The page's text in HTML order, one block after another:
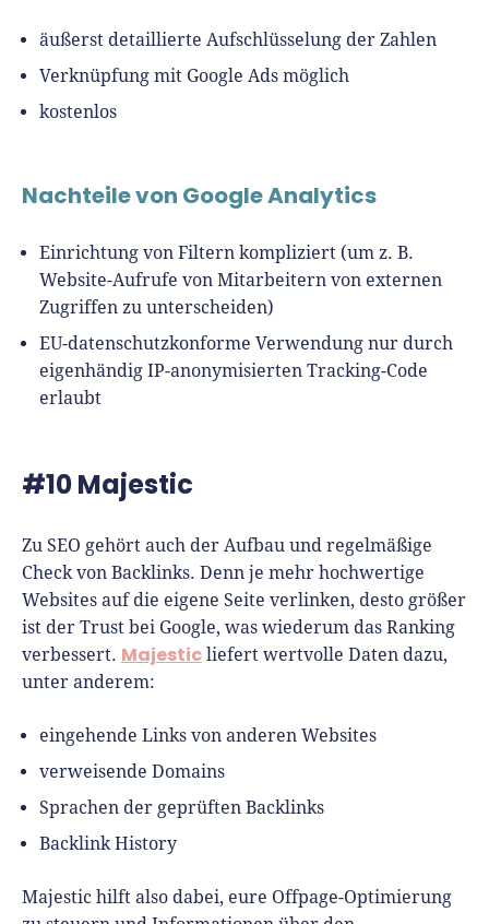
äußerst detaillierte Aufschlüsselung der Zahlen
Verknüpfung mit Google Ads möglich
kostenlos
Nachteile von Google Analytics
Einrichtung von Filtern kompliziert (um z. B.
Website-Aufrufe von Mitarbeitern von externen
Zugriffen zu unterscheiden)
EU-datenschutzkonforme Verwendung nur durch
eigenhändig IP-anonymisierten Tracking-Code
erlaubt
#10 Majestic
Zu SEO gehört auch der Aufbau und regelmäßige
Check von Backlinks. Denn je mehr hochwertige
Websites auf die eigene Seite verlinken, desto größer
ist der Trust bei Google, was wiederum das Ranking
verbessert. Majestic liefert wertvolle Daten dazu,
unter anderem:
eingehende Links von anderen Websites
verweisende Domains
Sprachen der geprüften Backlinks
Backlink History
Majestic hilft also dabei, eure Offpage-Optimierung